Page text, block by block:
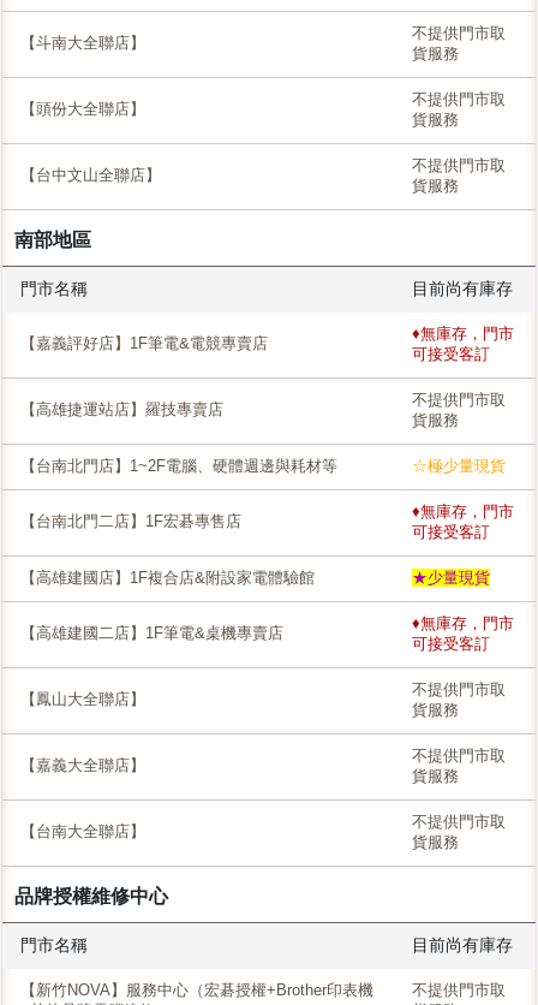
【斗南大全聯店】
不提供門市取
貨服務
【頭份大全聯店】
不提供門市取
貨服務
【台中文山全聯店】
不提供門市取
貨服務
南部地區
門市名稱 目前尚有庫存
【嘉義評好店】1F筆電&電競專賣店
♦無庫存，門市
可接受客訂
【高雄捷運站店】羅技專賣店
不提供門市取
貨服務
【台南北門店】1~2F電腦、硬體週邊與耗材等 ☆極少量現貨
【台南北門二店】1F宏碁專售店
♦無庫存，門市
可接受客訂
【高雄建國店】1F複合店&附設家電體驗館 ★少量現貨
【高雄建國二店】1F筆電&桌機專賣店
♦無庫存，門市
可接受客訂
【鳳山大全聯店】
不提供門市取
貨服務
【嘉義大全聯店】
不提供門市取
貨服務
【台南大全聯店】
不提供門市取
貨服務
品牌授權維修中心
門市名稱 目前尚有庫存
【新竹NOVA】服務中心（宏碁授權+Brother印表機
不提供門市取